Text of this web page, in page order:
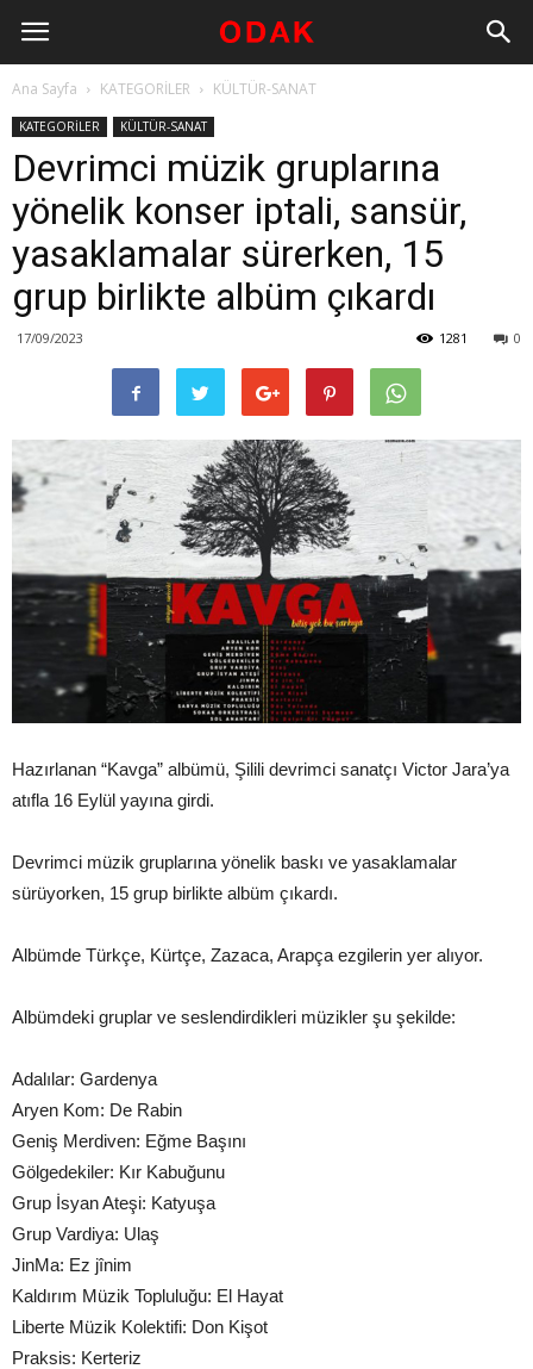
Ana Sayfa KATEGORİLER KÜLTÜR-SANAT
KATEGORİLER KÜLTÜR-SANAT
Devrimci müzik gruplarına
yönelik konser iptali, sansür,
yasaklamalar sürerken, 15
grup birlikte albüm çıkardı
17/09/2023 0
1281
Hazırlanan “Kavga” albümü, Şilili devrimci sanatçı Victor Jara’ya
atıfla 16 Eylül yayına girdi.
Devrimci müzik gruplarına yönelik baskı ve yasaklamalar
sürüyorken, 15 grup birlikte albüm çıkardı.
Albümde Türkçe, Kürtçe, Zazaca, Arapça ezgilerin yer alıyor.
Albümdeki gruplar ve seslendirdikleri müzikler şu şekilde:
Adalılar: Gardenya
Aryen Kom: De Rabin
Geniş Merdiven: Eğme Başını
Gölgedekiler: Kır Kabuğunu
Grup İsyan Ateşi: Katyuşa
Grup Vardiya: Ulaş
JinMa: Ez jînim
Kaldırım Müzik Topluluğu: El Hayat
Liberte Müzik Kolektifi: Don Kişot
Praksis: Kerteriz